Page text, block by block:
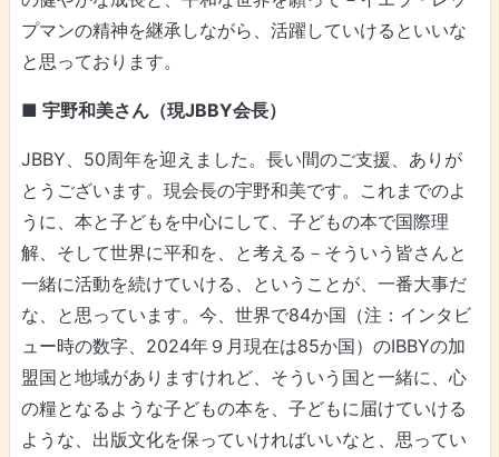
プマンの精神を継承しながら、活躍していけるといいな
と思っております。
■ 宇野和美さん（現JBBY会長）
JBBY、50周年を迎えました。長い間のご支援、ありが
とうございます。現会長の宇野和美です。これまでのよ
うに、本と子どもを中心にして、子どもの本で国際理
解、そして世界に平和を、と考える－そういう皆さんと
一緒に活動を続けていける、ということが、一番大事だ
な、と思っています。今、世界で84か国（注：インタビ
ュー時の数字、2024年９月現在は85か国）のIBBYの加
盟国と地域がありますけれど、そういう国と一緒に、心
の糧となるような子どもの本を、子どもに届けていける
ような、出版文化を保っていければいいなと、思ってい